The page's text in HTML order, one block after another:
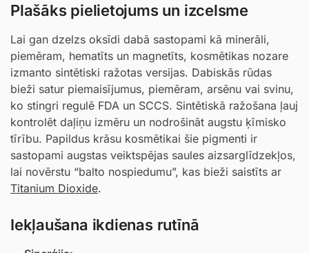
Plašāks pielietojums un izcelsme
Lai gan dzelzs oksīdi dabā sastopami kā minerāli,
piemēram, hematīts un magnetīts, kosmētikas nozare
izmanto sintētiski ražotas versijas. Dabiskās rūdas
bieži satur piemaisījumus, piemēram, arsēnu vai svinu,
ko stingri regulē FDA un SCCS. Sintētiskā ražošana ļauj
kontrolēt daļiņu izmēru un nodrošināt augstu ķīmisko
tīrību. Papildus krāsu kosmētikai šie pigmenti ir
sastopami augstas veiktspējas saules aizsarglīdzekļos,
lai novērstu “balto nospiedumu”, kas bieži saistīts ar
Titanium Dioxide.
Iekļaušana ikdienas rutīnā